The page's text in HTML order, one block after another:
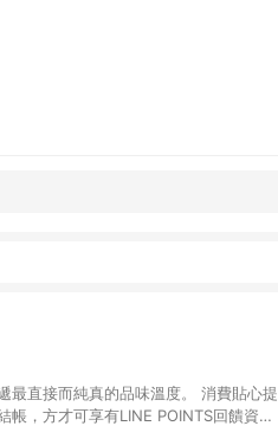
最直接而純真的品味溫度。 消費貼心提
帳，方才可享有LINE POINTS回饋資